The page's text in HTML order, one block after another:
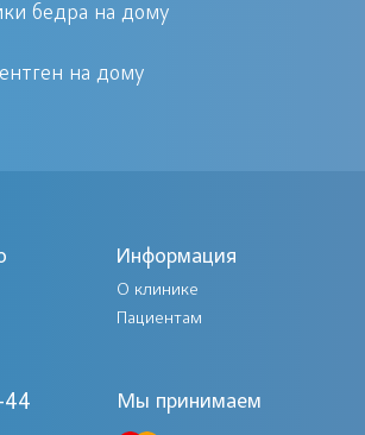
у пациента,
может быть
два обследования —
по состоянию всех
бедра на дому
на дому
Информация
О клинике
Пациентам
44 Мы принимаем